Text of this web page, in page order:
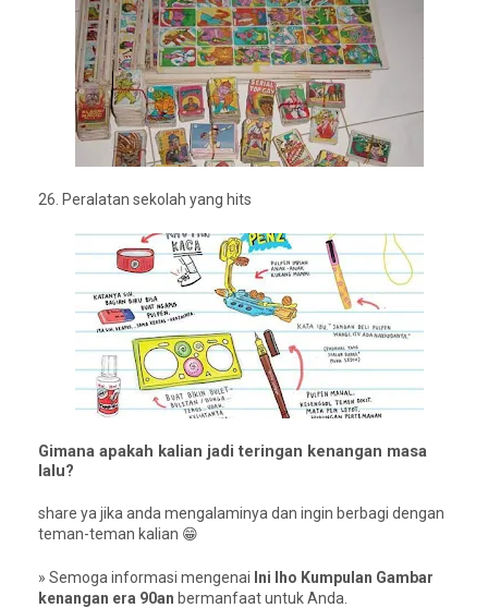
26. Peralatan sekolah yang hits
Gimana apakah kalian jadi teringan kenangan masa
lalu?
share ya jika anda mengalaminya dan ingin berbagi dengan
teman-teman kalian 😁
» Semoga informasi mengenai Ini lho Kumpulan Gambar
kenangan era 90an bermanfaat untuk Anda.